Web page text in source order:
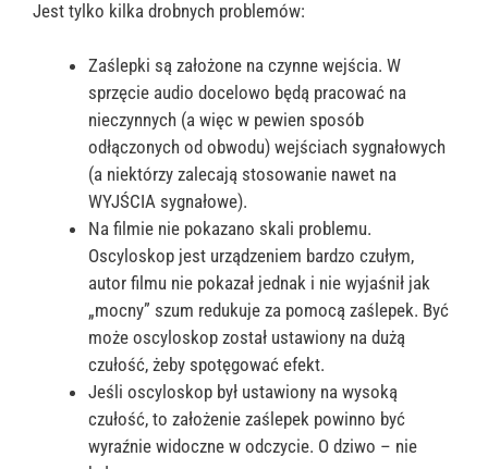
Jest tylko kilka drobnych problemów:
Zaślepki są założone na czynne wejścia. W
sprzęcie audio docelowo będą pracować na
nieczynnych (a więc w pewien sposób
odłączonych od obwodu) wejściach sygnałowych
(a niektórzy zalecają stosowanie nawet na
WYJŚCIA sygnałowe).
Na filmie nie pokazano skali problemu.
Oscyloskop jest urządzeniem bardzo czułym,
autor filmu nie pokazał jednak i nie wyjaśnił jak
„mocny” szum redukuje za pomocą zaślepek. Być
może oscyloskop został ustawiony na dużą
czułość, żeby spotęgować efekt.
Jeśli oscyloskop był ustawiony na wysoką
czułość, to założenie zaślepek powinno być
wyraźnie widoczne w odczycie. O dziwo – nie